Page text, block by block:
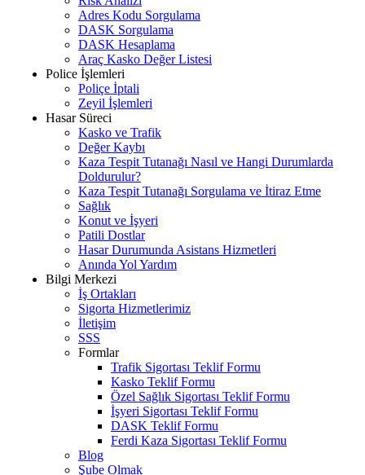
Adres Kodu Sorgulama
DASK Sorgulama
DASK Hesaplama
Araç Kasko Değer Listesi
Police İşlemleri
Poliçe İptali
Zeyil İşlemleri
Hasar Süreci
Kasko ve Trafik
Değer Kaybı
Kaza Tespit Tutanağı Nasıl ve Hangi Durumlarda
Doldurulur?
Kaza Tespit Tutanağı Sorgulama ve İtiraz Etme
Sağlık
Konut ve İşyeri
Patili Dostlar
Hasar Durumunda Asistans Hizmetleri
Anında Yol Yardım
Bilgi Merkezi
İş Ortakları
Sigorta Hizmetlerimiz
İletişim
SSS
Formlar
Trafik Sigortası Teklif Formu
Kasko Teklif Formu
Özel Sağlık Sigortası Teklif Formu
İşyeri Sigortası Teklif Formu
DASK Teklif Formu
Ferdi Kaza Sigortası Teklif Formu
Blog
Şube Olmak